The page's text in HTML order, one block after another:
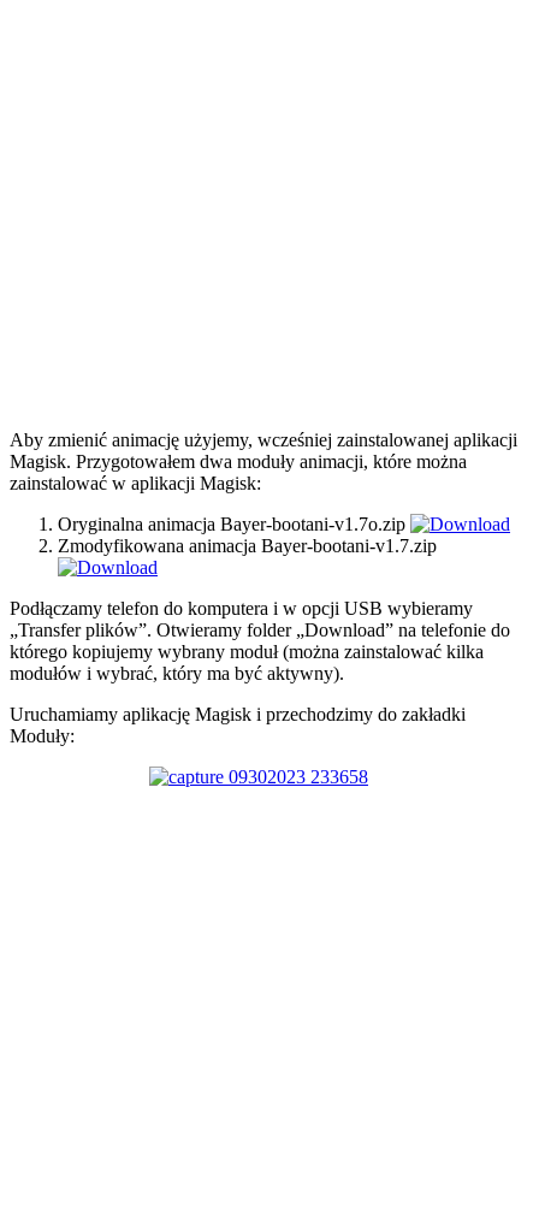
Aby zmienić animację użyjemy, wcześniej zainstalowanej aplikacji
Magisk. Przygotowałem dwa moduły animacji, które można
zainstalować w aplikacji Magisk:
Oryginalna animacja Bayer-bootani-v1.7o.zip
Zmodyfikowana animacja Bayer-bootani-v1.7.zip
Podłączamy telefon do komputera i w opcji USB wybieramy
„Transfer plików”. Otwieramy folder „Download” na telefonie do
którego kopiujemy wybrany moduł (można zainstalować kilka
modułów i wybrać, który ma być aktywny).
Uruchamiamy aplikację Magisk i przechodzimy do zakładki
Moduły: